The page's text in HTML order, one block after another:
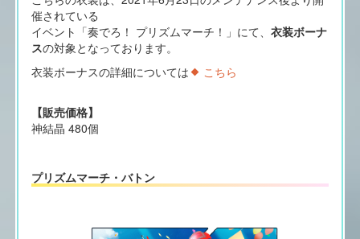
催されている
イベント「奏でろ！ プリズムマーチ！」にて、 衣装ボーナ
スの対象となっております。
衣装ボーナスの詳細については
こちら
【販売価格】
神結晶 480個
プリズムマーチ・バトン